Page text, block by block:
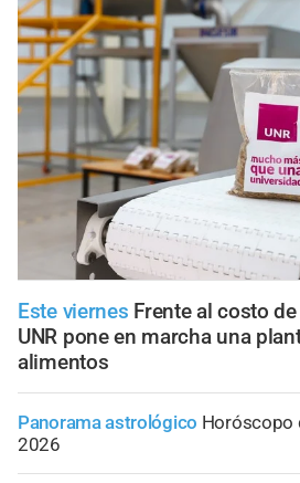
Este viernes Frente al costo
UNR pone en marcha una
alimentos
Panorama astrológico Horóscopo
2026